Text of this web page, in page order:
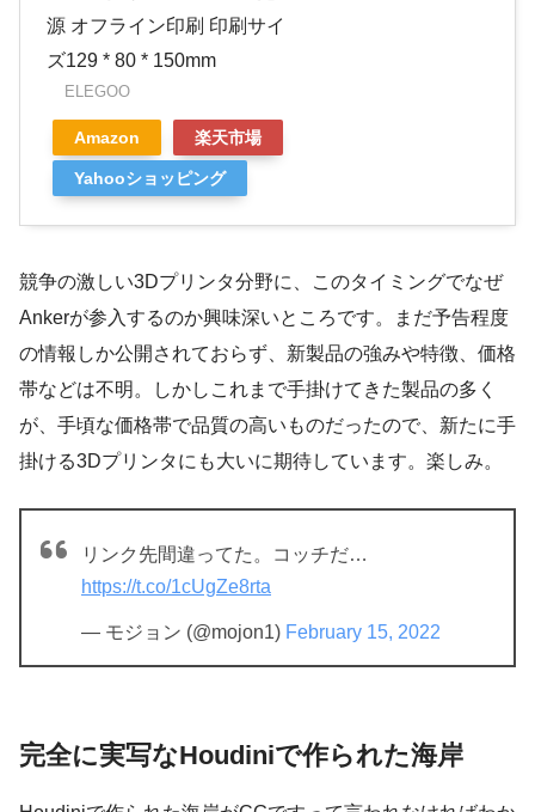
源 オフライン印刷 印刷サイ
ズ129 * 80 * 150mm
ELEGOO
Amazon 楽天市場
Yahooショッピング
競争の激しい3Dプリンタ分野に、このタイミングでなぜ
Ankerが参入するのか興味深いところです。まだ予告程度
の情報しか公開されておらず、新製品の強みや特徴、価格
帯などは不明。しかしこれまで手掛けてきた製品の多く
が、手頃な価格帯で品質の高いものだったので、新たに手
掛ける3Dプリンタにも大いに期待しています。楽しみ。
リンク先間違ってた。コッチだ…
https://t.co/1cUgZe8rta
— モジョン (@mojon1) February 15, 2022
完全に実写なHoudiniで作られた海岸